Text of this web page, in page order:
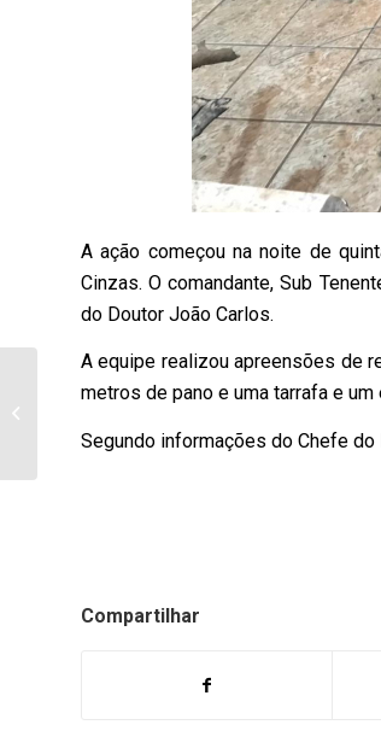
A ação começou na noite de
Cinzas. O comandante, Sub
do Doutor João Carlos.
A equipe realizou apreensões de
metros de pano e uma tarrafa e
Segundo informações do Chefe
Compartilhar
Boletim diário dos
casos de Coronavírus
em Bandeirantes desta
quinta-feira,...